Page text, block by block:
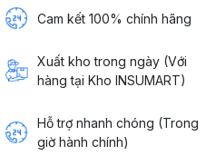
Cam kết 100% chính hãng
Xuất kho trong ngày (Với
hàng tại Kho INSUMART)
Hỗ trợ nhanh chóng (Trong
giờ hành chính)